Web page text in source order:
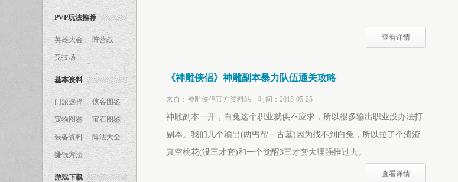
PVP玩法推荐
英雄大会 阵营战
竞技场
基本资料
门派选择 侠客图鉴
宠物图鉴 宝石图鉴
装备资料 阵法大全
赚钱方法
游戏下载
查看详情
《神雕侠侣》神雕副本暴力队伍通关攻略
来自：神雕侠侣官方资料站 时间：2015-05-25
神雕副本一开，白兔这个职业就供不应求，所以很多输出职业没办法打
副本。我们几个输出(两丐帮一古墓)因为找不到白兔，所以拉了个渣渣
真空桃花(没三才套)和一个觉醒3三才套大理强推过去。
查看详情